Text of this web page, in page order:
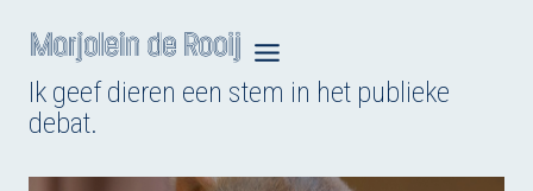
naar
inhoud
Ik geef dieren een stem in het publieke
debat.